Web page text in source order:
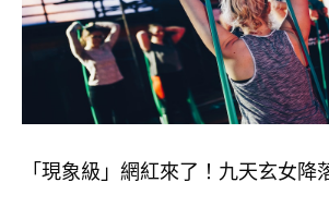
「現象級」網紅來了！九天玄女降